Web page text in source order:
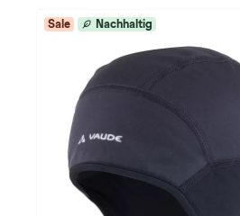
Sale Nachhaltig